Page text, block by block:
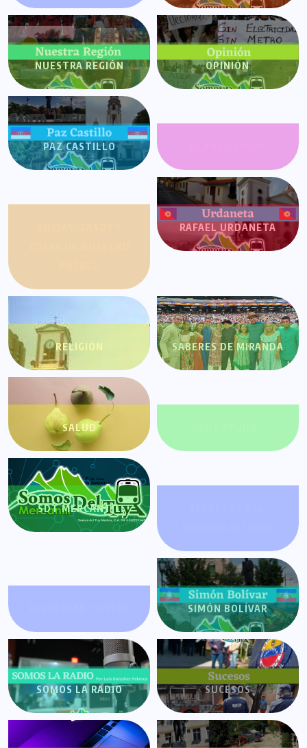
NUESTRA REGIÓN OPINIÓN
PAZ CASTILLO
RAFAEL URDANETA
RELIGIÓN SABERES DE MIRANDA
SALUD
SDT MERCANTIL
SIMÓN BOLÍVAR
SOMOS LA RADIO SUCESOS